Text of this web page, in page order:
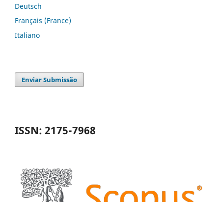
Deutsch
Français (France)
Italiano
Enviar Submissão
ISSN: 2175-7968